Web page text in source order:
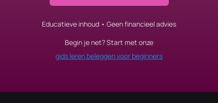
Educatieve inhoud • Geen financieel advies
Begin je net? Start met onze
gids leren beleggen voor beginners